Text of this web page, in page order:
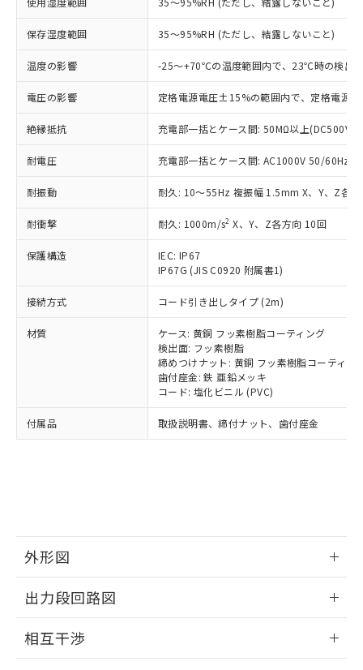
保存湿度範囲 35～95%RH (ただし、結露しないこと)
温度の影響 -25～+70℃の温度範囲内で、23℃時の検出
電圧の影響 定格電源電圧±15%の範囲内で、定格電源
絶縁抵抗 充電部一括とケース間: 50MΩ以上(DC500V
耐電圧 充電部一括とケース間: AC1000V 50/60Hz
耐振動 耐久: 10～55Hz 複振幅 1.5mm X、Y、Z各
耐衝撃 耐久: 1000m/s2 X、Y、Z各方向 10回
保護構造
IEC: IP67
IP67G (JIS C0920 附属書1)
接続方式 コード引き出しタイプ (2m)
材質
ケース: 黄銅 フッ素樹脂コーティング
検出面: フッ素樹脂
締めつけナット: 黄銅 フッ素樹脂コーティン
歯付座金: 鉄 亜鉛メッキ
コード: 塩化ビニル (PVC)
付属品 取扱説明書、締付ナット、歯付座金
外形図
外形図
出力段回路図
出力段回路図
相互干渉
ご利用条件
以下の条件をお読みいただき、同意のうえ
ご利用ください。
本サービスは、当社制御機器事業取扱
商品の当社在庫状況および標準価格
(税抜)を提供させていただくもので
当社制御機器事業取扱商品の中には、
本サービスの対象外となる商品もある
ことをご了承ください。
在庫状況および標準価格照会結果は、
記載している更新日時点での社内デー
タに基づき作成されるものであり、閲
覧された時点での実際の在庫および標
準価格とは異なる場合があることをご
了承ください。
正式な納期状況および標準価格はお客
様のお取引先、またはお客様担当のオ
ムロン制御機器販売店・当社販売員に
ご相談ください。
オムロン制御機器販売店や当社販売拠
販売ネットワーク
」をご確認
ください。
お客様が当ウェブサイト上で当社にご
登録された部品リストについて、当社
をご了承ください。
対応予定：EU RoHS指令（10物質）の非含
商品です。
対応予定なし：EU RoHS指令（10物質）の
非含有に非対応の商品で、対応品を出す予
定はありません。
調査・確認中：EU RoHS指令（10物質）の
非含有の対応状況を調査中または確認中の
非該当品：ライセンス料など無形物で、有
害物質有無と関係のない商品です。
仕入先様の事情により、非含有部品として
いたものが、含有品と判明した場合などや
むを得ず変更することがあります。
*EU RoHS指令（10物質）：
鉛(Pb) 1000ppm以下、 水銀(Hg) 1000ppm以下、 カド
ミウム(Cd) 100ppm以下、
六価クロム(Cr(Ⅵ)) 1000ppm以下、ポリ臭化ビフェニル
類(PBB) 1000ppm以下、ポリ臭化ジフェニルエーテル類
ル) (DEHP)(別名：DOP) 1000ppm以下、フタル酸ブチ
ルベンジル（BBP） 1000ppm以下、フタル酸ジブチル
（DBP） 1000ppm以下、フタル酸ジイソブチル
但し、RoHS指令で産業用監視および制御機器に対する
フタル酸エステル類の４物質については閾値を超える意
図的な使用がないことを確認しています。
※3 非含有証明書ダウンロード
下記の非含有証明書をダウンロードするこ
とができます。
※1 中国RoHS○×表
「○」：最大均質材料含有率が中国RoHSの
基準値以下であることを示します。
「×」：最大均質材料含有率が中国RoHSの
基準値を超えていることを示します。
「－」：未確認です。当社販売部門へお問
い合わせください。
*中国RoHS10物質の基準値 (GB/T26572)：
Pb(鉛) :1000ppm、 Hg(水銀) : 1000ppm、 Cd(カドミウ
ム) : 100ppm、
Cr(Ⅵ)(六価クロム) : 1000ppm、 PBBs(ポリ臭化ビフェ
ニル類) : 1000ppm、 PBDEs(ポリ臭化ジフェニルエーテ
DBP(フタル酸ジブチル) : 1000ppm、 DIBP(フタル酸ジ
イソブチル) : 1000ppm、 BBP(フタル酸ブチルベンジ
DEHP(フタル酸ビス(2-エチルヘキシル)) : 1000ppm
※2 環境保護使用期限
及ぼさない年数を意味します。
「－」：未確認です。当社販売部門へお問
当社は、これら貴社製品のうち、外国
為替および外国貿易法に定める商品
（以下｢規制貨物等」という）を輸出
または国外への提供する場合は、日本
国政府の輸出許可(または役務取引許
可)を取得するなどの必要な手続きを
とります。
当社は規制貨物を破棄する場合は、完
全に破砕するなど、違法に輸出されな
いよう必要な手段を講じます。
当社は貴社製品を、核兵器、ミサイ
ル、化学兵器、生物兵器またはその他
武器並びにこれらの製造装置等に一切
使用いたしません。
り引きをいたしません。
一定数以上の在庫あり
一定数には満たないが在庫あり
在庫なし(最新の在庫状況につ
いては、お客様のお取引先、ま
たはお客様担当のオムロン制御